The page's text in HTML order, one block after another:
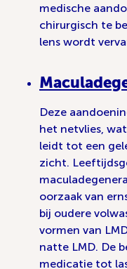
medische
chirurgisch te
lens wordt
Deze
het netvlies, wat
leidt tot een
zicht.
oorzaak van
bij oudere
vormen van
natte LMD. De
medicatie tot